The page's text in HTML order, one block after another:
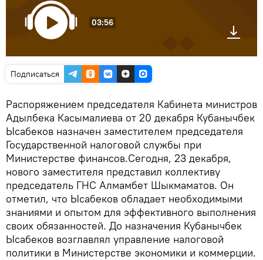
03:56
Подписаться
Распоряжением председателя Кабинета министров
Адылбека Касымалиева от 20 декабря Кубанычбек
Ысабеков назначен заместителем председателя
Государственной налоговой службы при
Министерстве финансов.Сегодня, 23 декабря,
нового заместителя представил коллективу
председатель ГНС Алмамбет Шыкмаматов. Он
отметил, что Ысабеков обладает необходимыми
знаниями и опытом для эффективного выполнения
своих обязанностей. До назначения Кубанычбек
Ысабеков возглавлял управление налоговой
политики в Министерстве экономики и коммерции.